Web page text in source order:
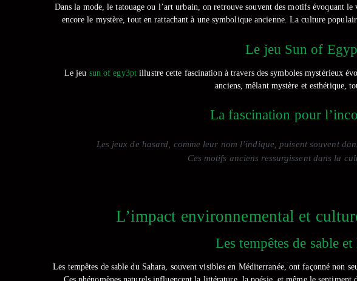
Dans la mode, le tatouage ou l’art urbain, on retrouve souvent des motifs évoquant
encore le mystère, tout en rattachant à une symbolique ancienne. La culture
Le jeu Sun of
Le jeu sun of egy3pt illustre cette fascination à travers des symboles mystérieux
anciens, mêlant mystère et esthétique,
La fascination pour
Les jeux de hasard, comme leur nom l’indique, puisent souvent
Ces motifs anciens ressurgissent dans la
L’impact environnemental et
Les tempêtes de sable
Les tempêtes de sable du Sahara, souvent visibles en Méditerranée, ont façonné non